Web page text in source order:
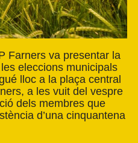
Farners va presentar la
eleccions municipals
lloc a la plaça central
a les vuit del vespre
dels membres que
d’una cinquantena